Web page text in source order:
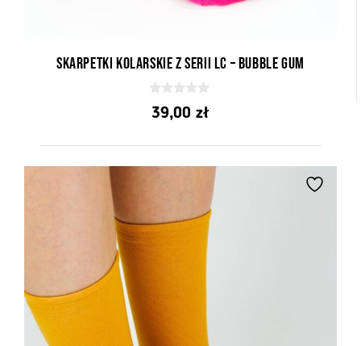
Skarpetki kolarskie z serii LC – Bubble Gum
0
z39,00 zł